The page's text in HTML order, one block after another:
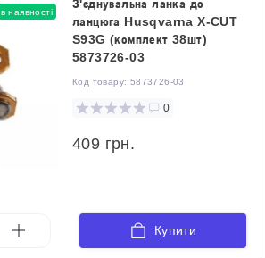
в наявності
З'єднувальна ланка до
ланцюга Husqvarna X-CUT
S93G (комплект 38шт)
5873726-03
Код товару: 5873726-03
0
409 грн.
Купити